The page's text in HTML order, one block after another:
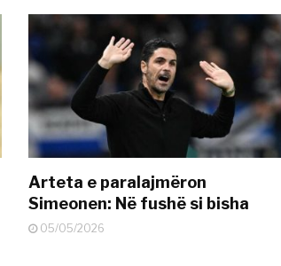
Arteta e paralajmëron
Simeonen: Në fushë si bisha
05/05/2026